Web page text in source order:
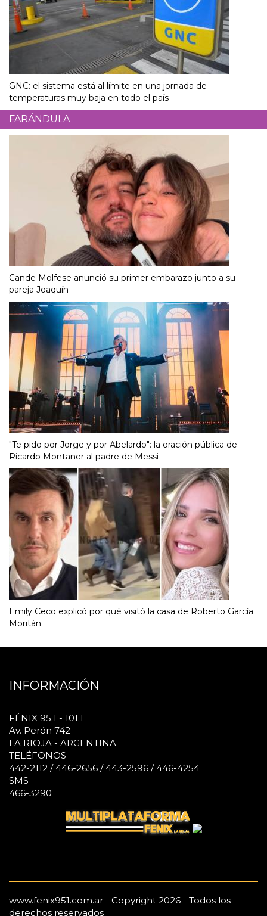
GNC: el sistema está al límite en una jornada de
temperaturas muy baja en todo el país
FARÁNDULA
Cande Molfese anunció su primer embarazo junto a su
pareja Joaquín
"Te pido por Jorge y por Abelardo": la oración pública de
Ricardo Montaner al padre de Messi
Emily Ceco explicó por qué visitó la casa de Roberto García
Moritán
INFORMACIÓN
FÉNIX 95.1 - 101.1
Av. Perón 742
LA RIOJA - ARGENTINA
TELÉFONOS
442-2112 / 446-2656 / 443-2596 / 446-4254
SMS
466-3290
www.fenix951.com.ar - Copyright 2026 - Todos los
derechos reservados